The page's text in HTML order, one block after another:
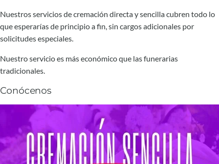
Nuestros servicios de cremación directa y sencilla cubren todo lo
que esperarías de principio a fin, sin cargos adicionales por
solicitudes especiales.
Nuestro servicio es más económico que las funerarias
tradicionales.
Conócenos